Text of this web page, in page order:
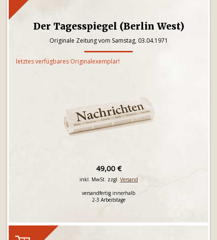
Der Tagesspiegel (Berlin West)
Originale Zeitung vom Samstag, 03.04.1971
letztes verfügbares Originalexemplar!
49,00 €
inkl. MwSt. zzgl. Versand
versandfertig innerhalb
2-3 Arbeitstage